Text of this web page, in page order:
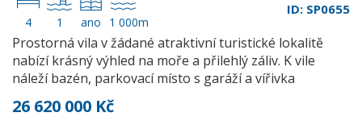
4 1 ano 1 000m
ID: SP0655
Prostorná vila v žádané atraktivní turistické lokalitě
nabízí krásný výhled na moře a přilehlý záliv. K vile
náleží bazén, parkovací místo s garáží a vířivka
26 620 000 Kč